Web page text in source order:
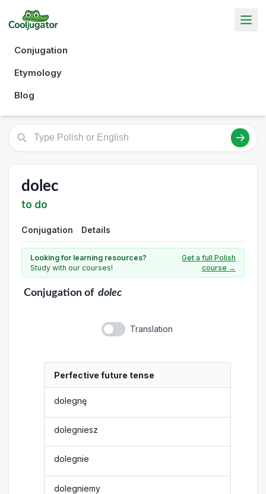
Conjugation
Etymology
Blog
dolec
to do
Conjugation Details
Looking for learning resources?
Study with our courses!
Get a full Polish
course →
Conjugationof dolec
Translation
Perfective future tense
dolegnę
dolegniesz
dolegnie
dolegniemy